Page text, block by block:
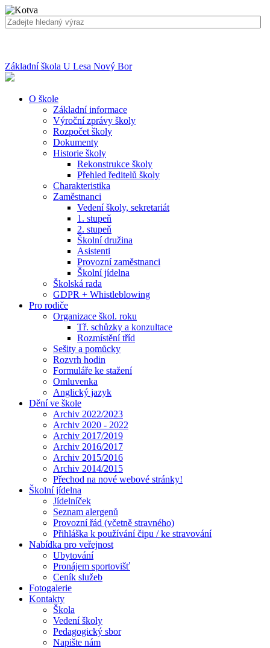
Základní škola U Lesa Nový Bor
O škole
Základní informace
Výroční zprávy školy
Rozpočet školy
Dokumenty
Historie školy
Rekonstrukce školy
Přehled ředitelů školy
Charakteristika
Zaměstnanci
Vedení školy, sekretariát
1. stupeň
2. stupeň
Školní družina
Asistenti
Provozní zaměstnanci
Školní jídelna
Školská rada
GDPR + Whistleblowing
Pro rodiče
Organizace škol. roku
Tř. schůzky a konzultace
Rozmístění tříd
Sešity a pomůcky
Rozvrh hodin
Formuláře ke stažení
Omluvenka
Anglický jazyk
Dění ve škole
Archiv 2022/2023
Archiv 2020 - 2022
Archiv 2017/2019
Archiv 2016/2017
Archiv 2015/2016
Archiv 2014/2015
Přechod na nové webové stránky!
Školní jídelna
Jídelníček
Seznam alergenů
Provozní řád (včetně stravného)
Přihláška k používání čipu / ke stravování
Nabídka pro veřejnost
Ubytování
Pronájem sportovišť
Ceník služeb
Fotogalerie
Kontakty
Škola
Vedení školy
Pedagogický sbor
Napište nám